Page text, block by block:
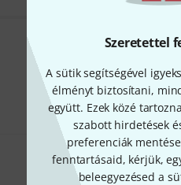
Szeretettel
A sütik segítségével
élményt biztosítani,
együtt. Ezek közé
szabott hirdetések
preferenciák
fenntartásaid, kérjük,
beleegyezésed a
Tetszik,
Megosztás